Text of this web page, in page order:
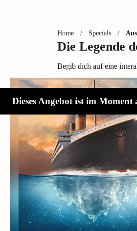
Home / Specials /
Die Legende
Begib dich auf eine
Dieses Angebot ist im Moment